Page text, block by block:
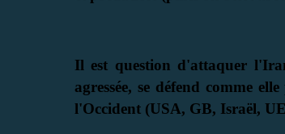
Il est question d'attaquer
agressée, se défend comme
l'Occident (USA, GB, Israël,